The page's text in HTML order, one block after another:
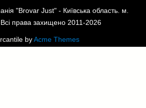
"Brovar Just" - Київська область. м.
права захищено 2011-2026
byAcme Themes